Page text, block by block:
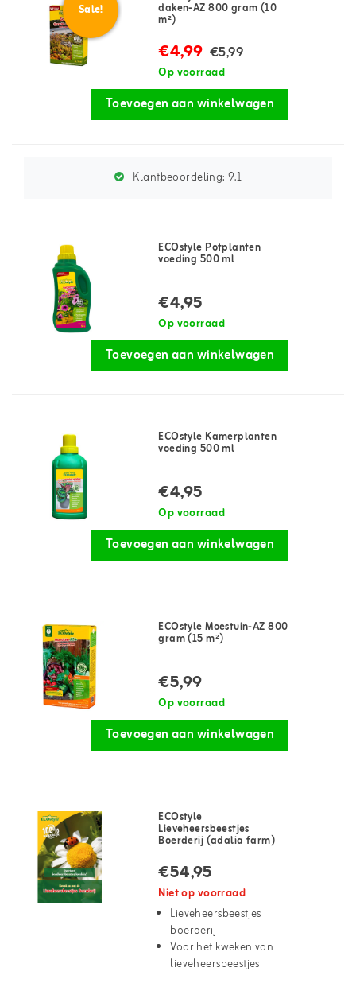
Sale! daken-AZ 800 gram (10
m²)
€4,99 €5,99
Op voorraad
Toevoegen aan winkelwagen
Klantbeoordeling:9.1
ECOstyle Potplanten
voeding 500 ml
€4,95
Op voorraad
Toevoegen aan winkelwagen
ECOstyle Kamerplanten
voeding 500 ml
€4,95
Op voorraad
Toevoegen aan winkelwagen
ECOstyle Moestuin-AZ 800
gram (15 m²)
€5,99
Op voorraad
Toevoegen aan winkelwagen
ECOstyle
Lieveheersbeestjes
Boerderij (adalia farm)
€54,95
Niet op voorraad
Lieveheersbeestjes
boerderij
Voor het kweken van
lieveheersbeestjes